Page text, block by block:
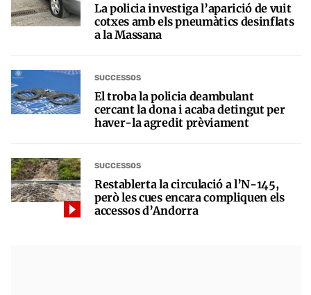
La policia investiga l’aparició de vuit
cotxes amb els pneumàtics desinflats
a la Massana
SUCCESSOS
El troba la policia deambulant
cercant la dona i acaba detingut per
haver-la agredit prèviament
SUCCESSOS
Restablerta la circulació a l’N-145,
però les cues encara compliquen els
accessos d’Andorra